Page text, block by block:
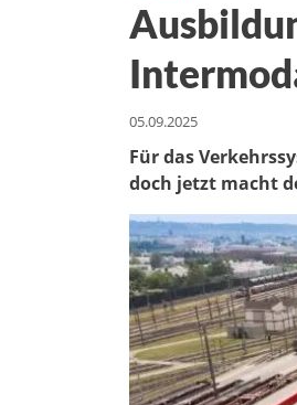
05.09.2025
Für das
doch jetzt macht